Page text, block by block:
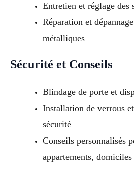
Entretien et réglage des
Réparation et
métalliques
Sécurité et Conseils
Blindage de porte et
Installation de verrous
sécurité
Conseils personnalisés
appartements,